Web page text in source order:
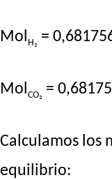
Mol H₂ =
MolCO₂ =
Calculamos los
equilibrio: